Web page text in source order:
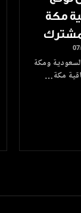
مكة
ومكة
مكة…